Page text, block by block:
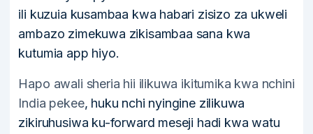
ili kuzuia kusambaa kwa habari zisizo za ukweli
ambazo zimekuwa zikisambaa sana kwa
kutumia app hiyo.
Hapo awali sheria hii ilikuwa ikitumika kwa nchini
India pekee, huku nchi nyingine zilikuwa
zikiruhusiwa ku-forward meseji hadi kwa watu